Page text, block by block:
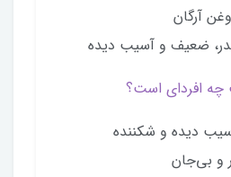
آرگان
ضعیف و آسیب دیده
افردای است؟
دیده و شکننده
و بی‌جان